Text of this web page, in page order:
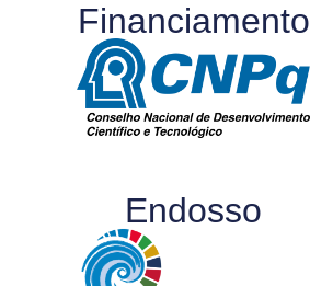
Financiamento
Endosso